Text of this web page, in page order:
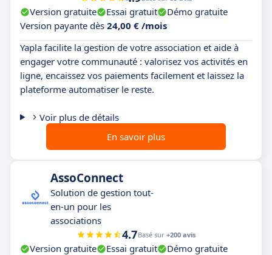
Version gratuite Essai gratuit
Démo gratuite
Version payante dès 24,00 € /mois
Yapla facilite la gestion de votre association et aide à
engager votre communauté : valorisez vos activités en
ligne, encaissez vos paiements facilement et laissez la
plateforme automatiser le reste.
Voir plus de détails
En savoir plus
AssoConnect
Solution de gestion tout-
en-un pour les
associations
4.7Basé sur +200 avis
Version gratuite Essai gratuit
Démo gratuite